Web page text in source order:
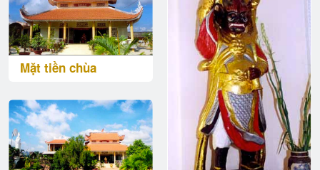
Mặt tiền chùa